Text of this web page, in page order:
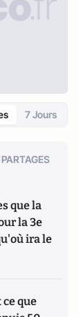
7 Jours
que la
la 3e
ira le
ce que